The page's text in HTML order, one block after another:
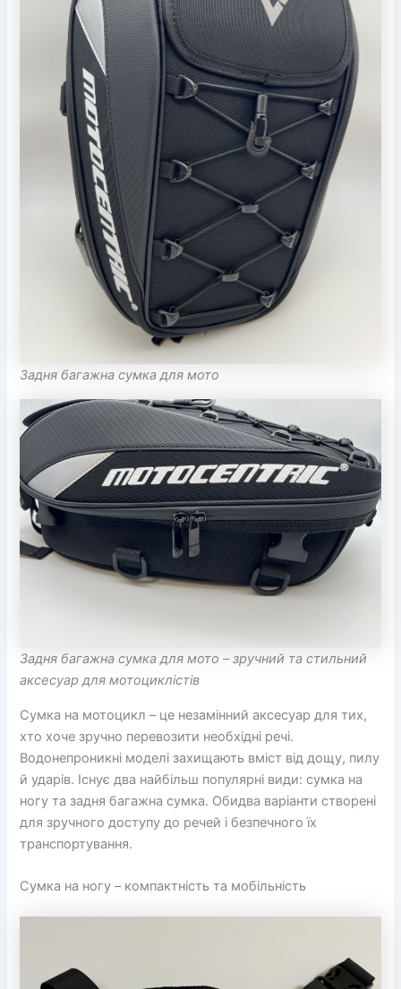
Задня багажна сумка для мото
Задня багажна сумка для мото – зручний та стильний
аксесуар для мотоциклістів
Сумка на мотоцикл – це незамінний аксесуар для тих,
хто хоче зручно перевозити необхідні речі.
Водонепроникні моделі захищають вміст від дощу, пилу
й ударів. Існує два найбільш популярні види: сумка на
ногу та задня багажна сумка. Обидва варіанти створені
для зручного доступу до речей і безпечного їх
транспортування.
Сумка на ногу – компактність та мобільність